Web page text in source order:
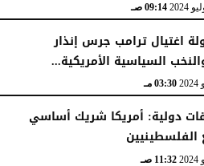
09:14 صـ
اغتيال ترامب جرس إنذار
السياسية الأمريكية...
03:30 مـ
دولية: أمريكا شريك أساسي
11:32 صـ